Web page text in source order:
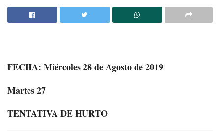
FECHA: Miércoles 28 de Agosto de 2019
Martes 27
TENTATIVA DE HURTO